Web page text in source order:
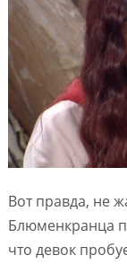
Вот правда, не
Блюменкранца
что девок